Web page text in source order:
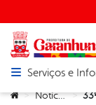
Abrir menu
Serviços e
Você está aqui:
> Notícias >